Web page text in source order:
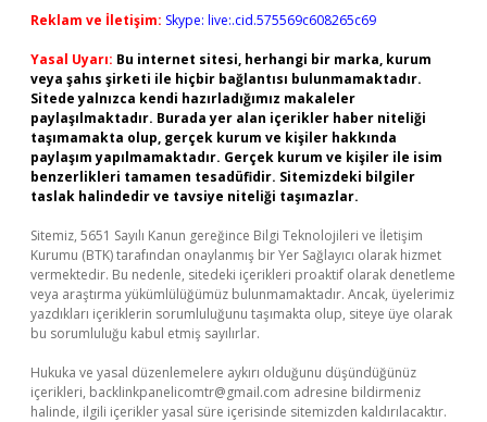
Reklam ve İletişim: Skype: live:.cid.575569c608265c69
Yasal Uyarı: Bu internet sitesi, herhangi bir marka, kurum
veya şahıs şirketi ile hiçbir bağlantısı bulunmamaktadır.
Sitede yalnızca kendi hazırladığımız makaleler
paylaşılmaktadır. Burada yer alan içerikler haber niteliği
taşımamakta olup, gerçek kurum ve kişiler hakkında
paylaşım yapılmamaktadır. Gerçek kurum ve kişiler ile isim
benzerlikleri tamamen tesadüfidir. Sitemizdeki bilgiler
taslak halindedir ve tavsiye niteliği taşımazlar.
Sitemiz, 5651 Sayılı Kanun gereğince Bilgi Teknolojileri ve İletişim
Kurumu (BTK) tarafından onaylanmış bir Yer Sağlayıcı olarak hizmet
vermektedir. Bu nedenle, sitedeki içerikleri proaktif olarak denetleme
veya araştırma yükümlülüğümüz bulunmamaktadır. Ancak, üyelerimiz
yazdıkları içeriklerin sorumluluğunu taşımakta olup, siteye üye olarak
bu sorumluluğu kabul etmiş sayılırlar.
Hukuka ve yasal düzenlemelere aykırı olduğunu düşündüğünüz
içerikleri, backlinkpanelicomtr@gmail.com adresine bildirmeniz
halinde, ilgili içerikler yasal süre içerisinde sitemizden kaldırılacaktır.